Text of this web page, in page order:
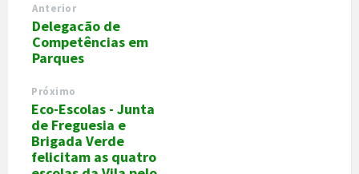
Anterior
Delegacão de
Competências em
Parques
Próximo
Eco-Escolas - Junta
de Freguesia e
Brigada Verde
felicitam as quatro